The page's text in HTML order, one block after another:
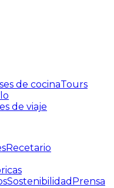
de cocinaTours
de viaje
Recetario
Sostenibilidad Prensa